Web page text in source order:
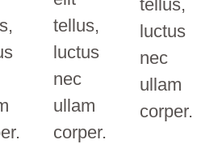
tellus,
luctus
nec
ullam
corper.
tellus,
luctus
nec
ullam
corper.